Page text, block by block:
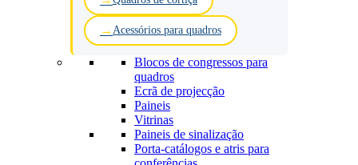
Acessórios para quadros
Blocos de congressos para
quadros
Ecrã de projecção
Paineis
Vitrinas
Paineis de sinalização
Porta-catálogos e atris para